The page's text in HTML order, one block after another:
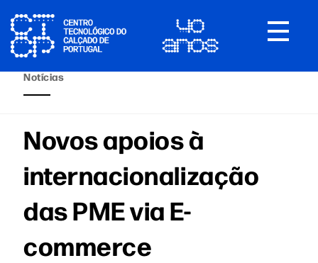
Toggle
Notícias
Novos apoios à
internacionalização
das PME via E-
commerce